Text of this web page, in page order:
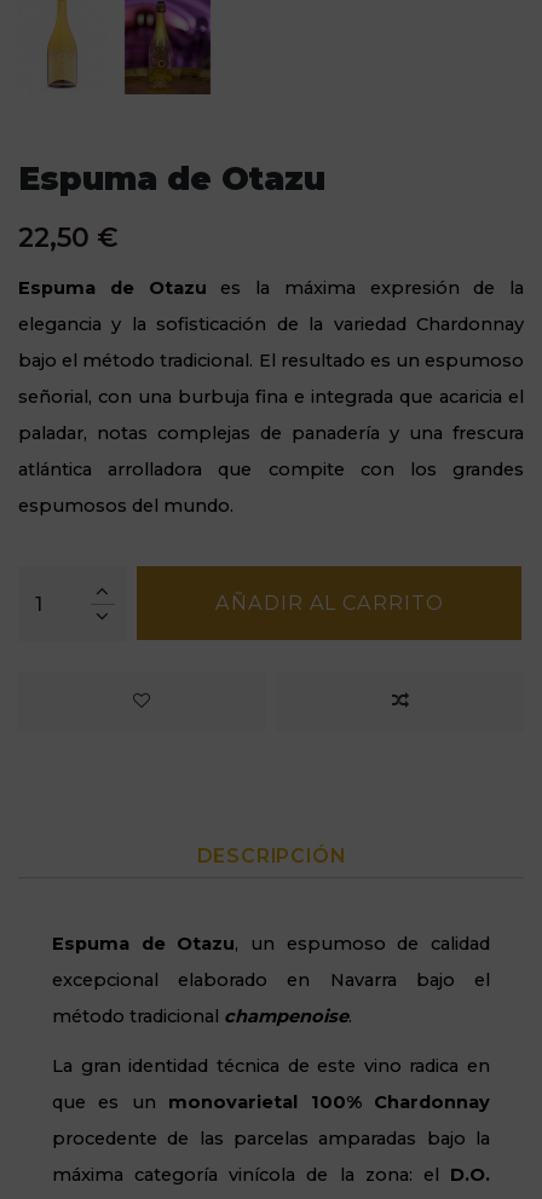
Espuma de Otazu
22,50 €
Espuma de Otazu es la máxima expresión de la
elegancia y la sofisticación de la variedad Chardonnay
bajo el método tradicional. El resultado es un espumoso
señorial, con una burbuja fina e integrada que acaricia el
paladar, notas complejas de panadería y una frescura
atlántica arrolladora que compite con los grandes
espumosos del mundo.
AÑADIR AL CARRITO
DESCRIPCIÓN
Espuma de Otazu, un espumoso de calidad
excepcional elaborado en Navarra bajo el
método tradicional champenoise.
La gran identidad técnica de este vino radica en
que es un monovarietal 100% Chardonnay
procedente de las parcelas amparadas bajo la
máxima categoría vinícola de la zona: el D.O.